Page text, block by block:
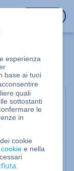
com'è
della fattura
esperienza
base ai tuoi
quali
sottostanti
le
in
cookie
e nella